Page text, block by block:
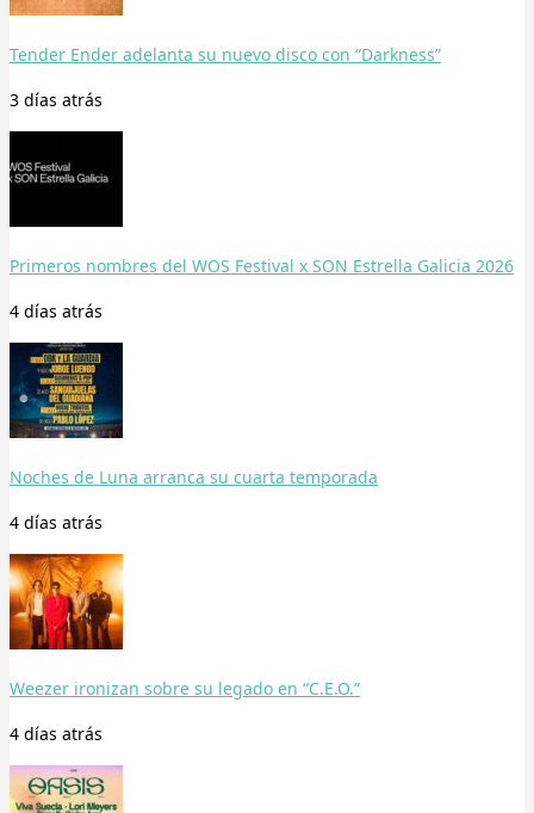
Tender Ender adelanta su nuevo disco con “Darkness”
3 días atrás
Primeros nombres del WOS Festival x SON Estrella Galicia 2026
4 días atrás
Noches de Luna arranca su cuarta temporada
4 días atrás
Weezer ironizan sobre su legado en “C.E.O.”
4 días atrás